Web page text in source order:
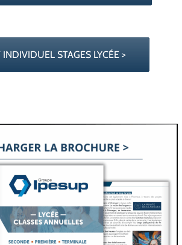
INDIVIDUEL STAGES LYCÉE >